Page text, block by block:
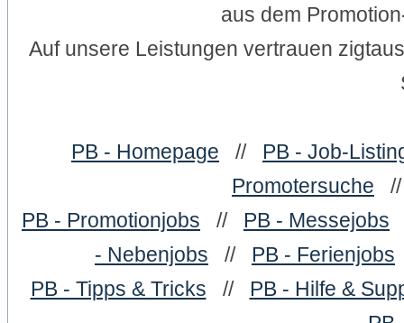
aus dem
Auf unsere Leistungen vertrauen
PB - Homepage // PB - Job-
Promotersuche
PB - Promotionjobs // PB - Messejobs
- Nebenjobs // PB - Ferienjobs
PB - Tipps & Tricks // PB - Hilfe &